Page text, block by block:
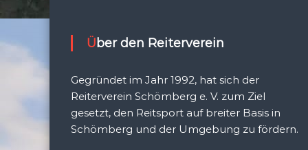
Über den Reiterverein
Gegründet im Jahr 1992, hat sich der
Reiterverein Schömberg e. V. zum Ziel
gesetzt, den Reitsport auf breiter Basis in
Schömberg und der Umgebung zu fördern.